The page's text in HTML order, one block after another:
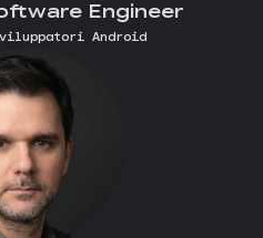
Engineer
Android